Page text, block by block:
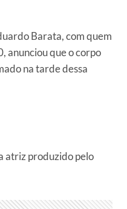
Barata, com quem
anunciou que o corpo
na tarde dessa
atriz produzido pelo